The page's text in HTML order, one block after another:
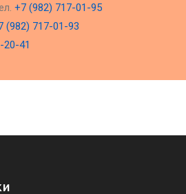
+7 (982) 717-01-95
(982) 717-01-93
20-41